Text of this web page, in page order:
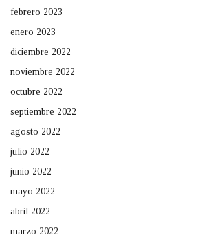
febrero 2023
enero 2023
diciembre 2022
noviembre 2022
octubre 2022
septiembre 2022
agosto 2022
julio 2022
junio 2022
mayo 2022
abril 2022
marzo 2022